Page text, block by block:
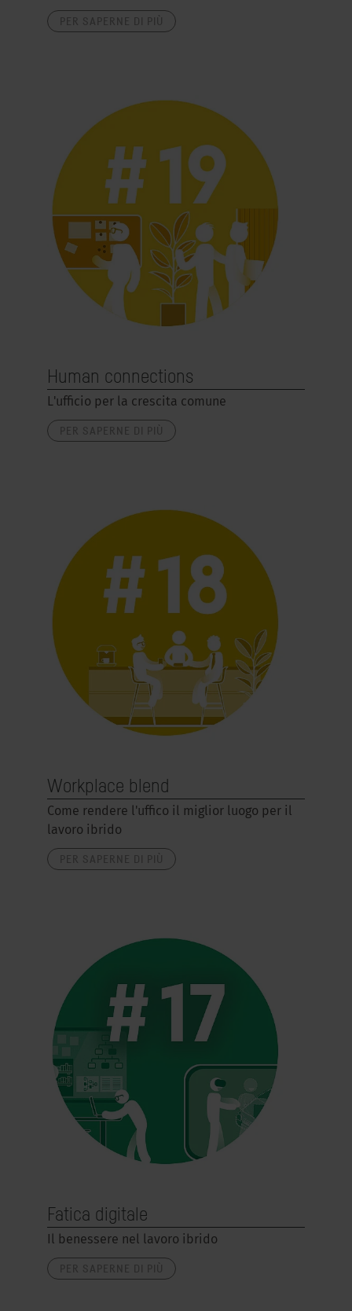
Human connections
L'ufficio per la crescita comune
Workplace blend
Come rendere l'uffico il miglior luogo per il
lavoro ibrido
Fatica digitale
Il benessere nel lavoro ibrido